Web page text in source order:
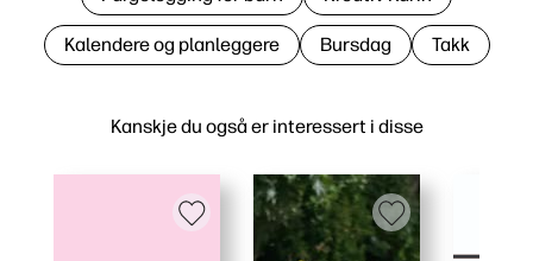
Kanskje du også er interessert i disse
Kalendere og planleggere Bursdag Takk